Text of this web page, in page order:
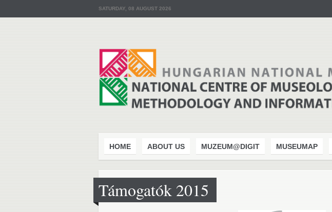
SATURDAY, 08 AUGUST 2026
HOME ABOUT US MUZEUM@DIGIT MUSEUMAP
Támogatók 2015